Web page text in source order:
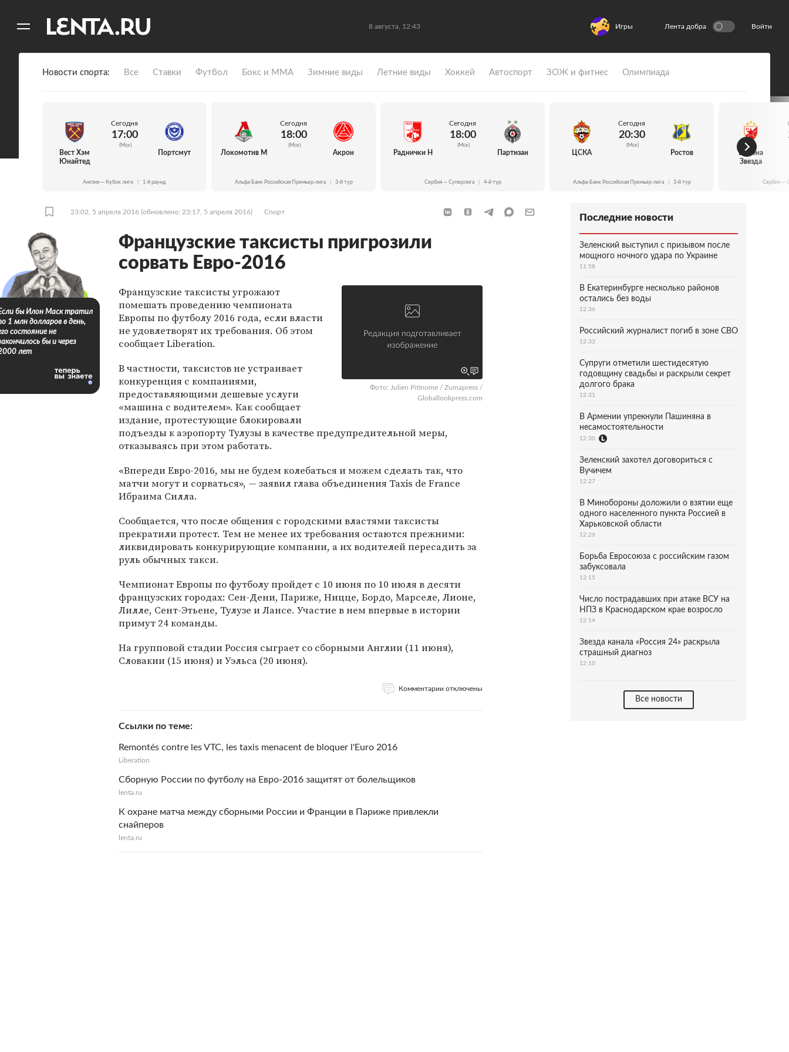
8 августа, 12:43 Игры Лента добра Войти
Новости спорта Все Ставки Футбол Бокс и ММА Зимние виды Летние виды Хоккей Автоспорт ЗОЖ и фитнес Олимпиада
Вест Хэм
Юнайтед
Сегодня
17:00
(Мск)
Портсмут
Англия — Кубок лиги 1-й раунд
Локомотив М
Сегодня
18:00
(Мск)
Акрон
Альфа-Банк Российская Премьер-лига 3-й тур
Раднички Н
Сегодня
18:00
(Мск)
Партизан
Сербия — Суперлига 4-й тур
ЦСКА
Сегодня
20:30
(Мск)
Ростов
Альфа-Банк Российская Премьер-лига 3-й тур
Црвена
Звезда
Сербия —
23:02, 5 апреля 2016 (обновлено: 23:17, 5 апреля 2016) Спорт
Французские таксисты пригрозили
сорвать Евро-2016
Фото: Julien Pitinome / Zumapress /
Globallookpress.com
Французские таксисты угрожают
помешать проведению чемпионата
Европы по футболу 2016 года, если власти
не удовлетворят их требования. Об этом
сообщает Liberation.
В частности, таксистов не устраивает
конкуренция с компаниями,
предоставляющими дешевые услуги
«машина с водителем». Как сообщает
издание, протестующие блокировали
подъезды к аэропорту Тулузы в качестве предупредительной меры,
отказываясь при этом работать.
«Впереди Евро-2016, мы не будем колебаться и можем сделать так, что
матчи могут и сорваться», — заявил глава объединения Taxis de France
Ибраима Силла.
Сообщается, что после общения с городскими властями таксисты
прекратили протест. Тем не менее их требования остаются прежними:
ликвидировать конкурирующие компании, а их водителей пересадить за
руль обычных такси.
Чемпионат Европы по футболу пройдет с 10 июня по 10 июля в десяти
французских городах: Сен-Дени, Париже, Ницце, Бордо, Марселе, Лионе,
Лилле, Сент-Этьене, Тулузе и Лансе. Участие в нем впервые в истории
примут 24 команды.
На групповой стадии Россия сыграет со сборными Англии (11 июня),
Словакии (15 июня) и Уэльса (20 июня).
Комментарии отключены
Ссылки по теме
Remontés contre les VTC, les taxis menacent de bloquer l'Euro 2016
Liberation
Сборную России по футболу на Евро-2016 защитят от болельщиков
lenta.ru
К охране матча между сборными России и Франции в Париже привлекли
снайперов
lenta.ru
бы Илон Маск тратил
1 млн долларов в день,
состояние не
бы и через
лет
Последние новости
Зеленский выступил с призывом после
мощного ночного удара по Украине
11:58
В Екатеринбурге несколько районов
остались без воды
12:36
Российский журналист погиб в зоне СВО
12:33
Супруги отметили шестидесятую
годовщину свадьбы и раскрыли секрет
долгого брака
12:31
В Армении упрекнули Пашиняна в
несамостоятельности
12:30
Зеленский захотел договориться с
Вучичем
12:27
В Минобороны доложили о взятии еще
одного населенного пункта Россией в
Харьковской области
12:26
Борьба Евросоюза с российским газом
забуксовала
12:15
Число пострадавших при атаке ВСУ на
НПЗ в Краснодарском крае возросло
12:14
Звезда канала «Россия 24» раскрыла
страшный диагноз
12:10
Все новости